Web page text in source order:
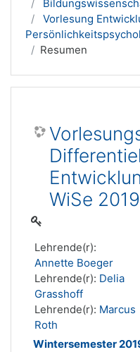
Vorlesung
Resumen
WiSe
Lehrende(r):
Annette Boeger
Lehrende(r): Delia
Grasshoff
Lehrende(r): Marcus
Roth
Wintersemester